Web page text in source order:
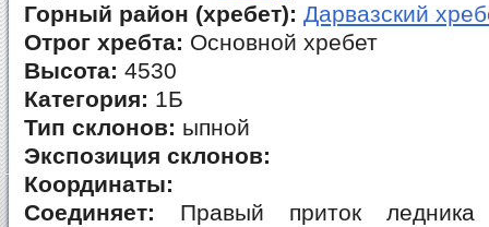
Горный район (хребет): Дарвазский
Отрог хребта: Основной хребет
Высота: 4530
Категория: 1Б
Тип склонов: ыпной
Экспозиция склонов:
Координаты:
Соединяет: Правый приток